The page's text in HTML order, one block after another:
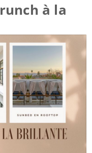
à la